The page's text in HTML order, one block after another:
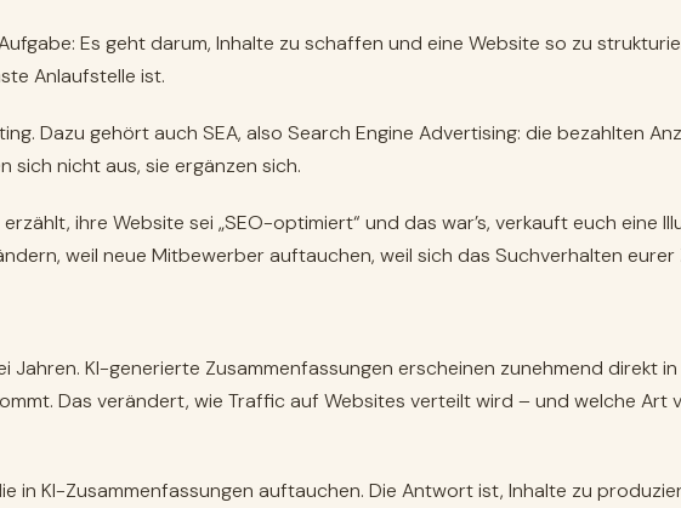
Es geht darum, Inhalte zu schaffen und eine Website so zu
Anlaufstelle ist.
Dazu gehört auch SEA, also Search Engine Advertising: die bezahlten
sich nicht aus, sie ergänzen sich.
ihre Website sei „SEO-optimiert“ und das war’s, verkauft euch eine
weil neue Mitbewerber auftauchen, weil sich das Suchverhalten eurer
KI-generierte Zusammenfassungen erscheinen zunehmend direkt
Das verändert, wie Traffic auf Websites verteilt wird – und welche Art
in KI-Zusammenfassungen auftauchen. Die Antwort ist, Inhalte zu